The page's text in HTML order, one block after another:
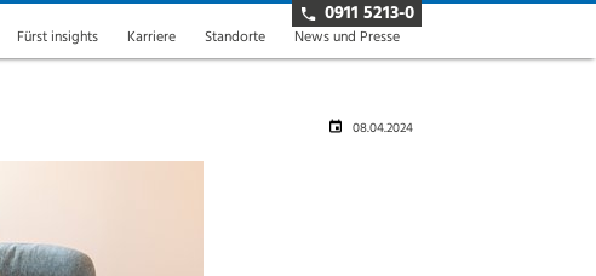
Fürst insights Karriere Standorte News und Presse
0911 5213-0
08.04.2024